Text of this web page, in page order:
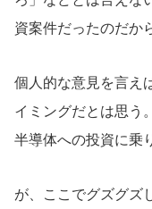
資案件だったのだか
個人的な意見を言え
イミングだとは思う
半導体への投資に乗
が、ここでグズグズ